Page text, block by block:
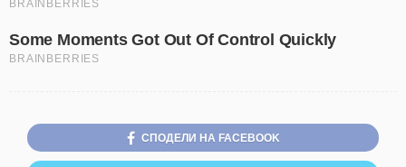
СПОДЕЛИ НА FACEBOOK